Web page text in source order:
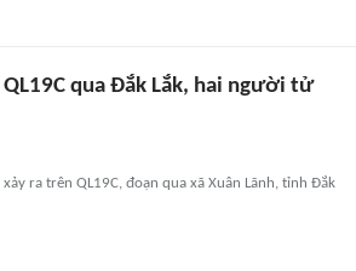
qua Đắk Lắk, hai người tử
ra trên QL19C, đoạn qua xã Xuân Lãnh, tỉnh Đắk